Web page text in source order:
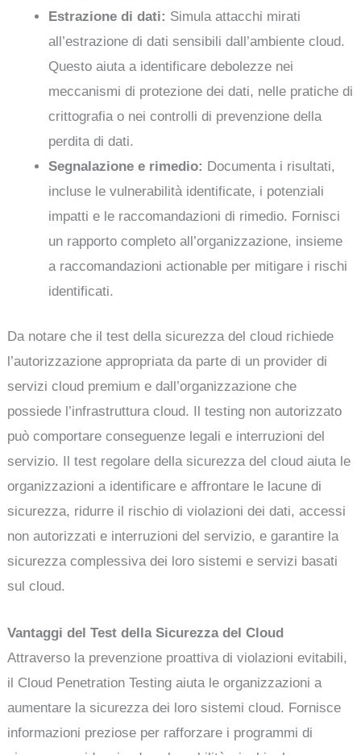
Estrazione di dati: Simula attacchi mirati
all’estrazione di dati sensibili dall’ambiente cloud.
Questo aiuta a identificare debolezze nei
meccanismi di protezione dei dati, nelle pratiche di
crittografia o nei controlli di prevenzione della
perdita di dati.
Segnalazione e rimedio: Documenta i risultati,
incluse le vulnerabilità identificate, i potenziali
impatti e le raccomandazioni di rimedio. Fornisci
un rapporto completo all’organizzazione, insieme
a raccomandazioni actionable per mitigare i rischi
identificati.
Da notare che il test della sicurezza del cloud richiede
l’autorizzazione appropriata da parte di un provider di
servizi cloud premium e dall’organizzazione che
possiede l’infrastruttura cloud. Il testing non autorizzato
può comportare conseguenze legali e interruzioni del
servizio. Il test regolare della sicurezza del cloud aiuta le
organizzazioni a identificare e affrontare le lacune di
sicurezza, ridurre il rischio di violazioni dei dati, accessi
non autorizzati e interruzioni del servizio, e garantire la
sicurezza complessiva dei loro sistemi e servizi basati
sul cloud.
Vantaggi del Test della Sicurezza del Cloud
Attraverso la prevenzione proattiva di violazioni evitabili,
il Cloud Penetration Testing aiuta le organizzazioni a
aumentare la sicurezza dei loro sistemi cloud. Fornisce
informazioni preziose per rafforzare i programmi di